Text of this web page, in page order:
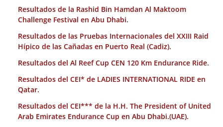
Resultados de la Rashid Bin Hamdan Al Maktoom
Challenge Festival en Abu Dhabi.
Resultados de las Pruebas Internacionales del XXIII Raid
Hípico de las Cañadas en Puerto Real (Cadiz).
Resultados del Al Reef Cup CEN 120 Km Endurance Ride.
Resultados del CEI* de LADIES INTERNATIONAL RIDE en
Qatar.
Resultados del CEI*** de la H.H. The President of United
Arab Emirates Endurance Cup en Abu Dhabi.(UAE).